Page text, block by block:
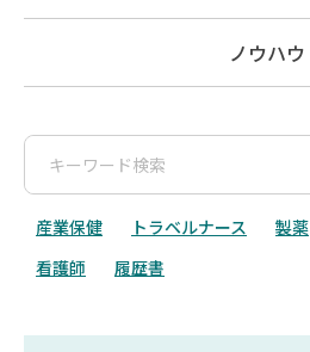
ノウハウ
産業保健 トラベルナース 製薬
看護師
履歴書